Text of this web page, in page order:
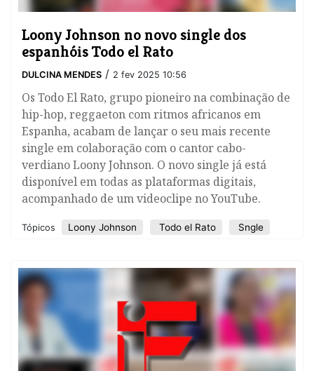
Loony Johnson no novo single dos
espanhóis Todo el Rato
DULCINA MENDES / 2 fev 2025 10:56
Os Todo El Rato, grupo pioneiro na combinação de
hip-hop, reggaeton com ritmos africanos em
Espanha, acabam de lançar o seu mais recente
single em colaboração com o cantor cabo-
verdiano Loony Johnson. O novo single já está
disponível em todas as plataformas digitais,
acompanhado de um videoclipe no YouTube.
Tópicos Loony Johnson Todo el Rato Sngle